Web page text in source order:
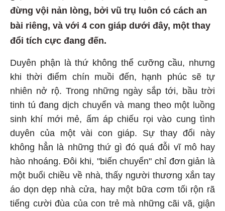
đừng vội nản lòng, bởi vũ trụ luôn có cách an
bài riêng, và với 4 con giáp dưới đây, một thay
đổi tích cực đang đến.
Duyên phận là thứ không thể cưỡng cầu, nhưng
khi thời điểm chín muồi đến, hạnh phúc sẽ tự
nhiên nở rộ. Trong những ngày sắp tới, bầu trời
tinh tú đang dịch chuyển và mang theo một luồng
sinh khí mới mẻ, ấm áp chiếu rọi vào cung tình
duyên của một vài con giáp. Sự thay đổi này
không hẳn là những thứ gì đó quá đỗi vĩ mô hay
hào nhoáng. Đôi khi, "biến chuyển" chỉ đơn giản là
một buổi chiều về nhà, thấy người thương xắn tay
áo dọn dẹp nhà cửa, hay một bữa cơm tối rộn rã
tiếng cười đùa của con trẻ mà những cãi vã, giận